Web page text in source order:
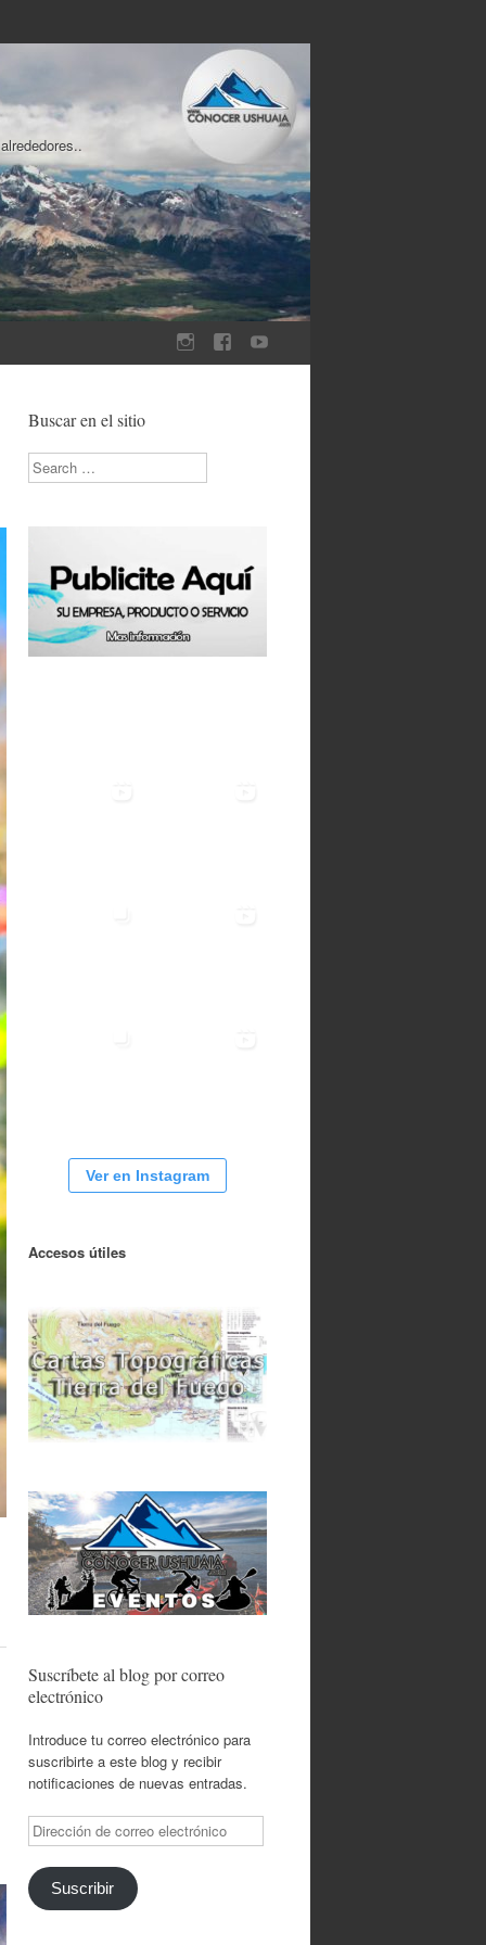
Buscar en el sitio
Search
Ver en Instagram
Accesos útiles
Suscríbete al blog por correo
electrónico
Introduce tu correo electrónico para
suscribirte a este blog y recibir
notificaciones de nuevas entradas.
Dirección
de
correo
electrónico
Suscribir